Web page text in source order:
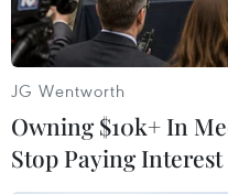
khi hợp tác với Việt
[Tổ chức Tuần
Theo bà, trong
JG Wentworth
Owning $10k+ In
Stop Paying